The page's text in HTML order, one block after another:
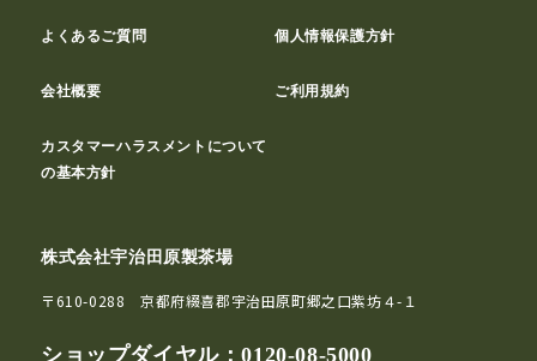
よくあるご質問 個人情報保護方針
会社概要 ご利用規約
カスタマーハラスメントについて
の基本方針
株式会社宇治田原製茶場
〒610-0288 京都府綴喜郡宇治田原町郷之口紫坊４-１
ショップダイヤル：0120-08-5000